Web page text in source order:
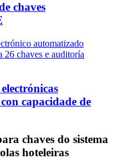
chaves
capacidade de
chaves do sistema
hoteleiras